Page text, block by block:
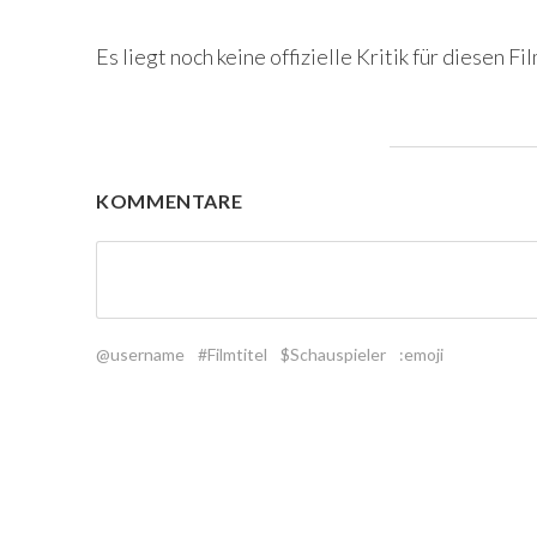
Es liegt noch keine offizielle Kritik für diesen
KOMMENTARE
@username #Filmtitel $Schauspieler :emoji